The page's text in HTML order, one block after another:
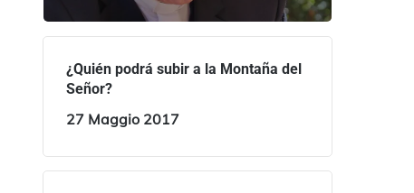
¿Quién podrá subir a la Montaña del
Señor?
27 Maggio 2017